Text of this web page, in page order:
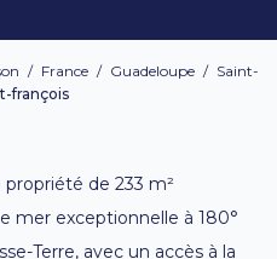
/ France / Guadeloupe / Saint-
françois
de 233 m²
mer exceptionnelle à 180°
Terre, avec un accès à la